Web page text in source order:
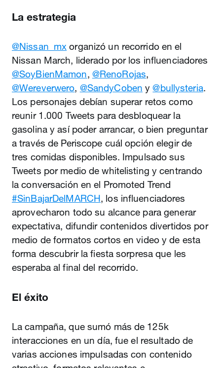
La estrategia
@Nissan_mx organizó un recorrido en el
Nissan March, liderado por los influenciadores
@SoyBienMamon, @RenoRojas,
@Wereverwero, @SandyCoben y@bullysteria.
Los personajes debían superar retos como
reunir 1.000 Tweets para desbloquear la
gasolina y así poder arrancar, o bien preguntar
a través de Periscope cuál opción elegir de
tres comidas disponibles. Impulsado sus
Tweets por medio de whitelisting y centrando
la conversación en el Promoted Trend
#SinBajarDelMARCH, los influenciadores
aprovecharon todo su alcance para generar
expectativa, difundir contenidos divertidos por
medio de formatos cortos en video y de esta
forma descubrir la fiesta sorpresa que les
esperaba al final del recorrido.
El éxito
La campaña, que sumó más de 125k
interacciones en un día, fue el resultado de
varias acciones impulsadas con contenido